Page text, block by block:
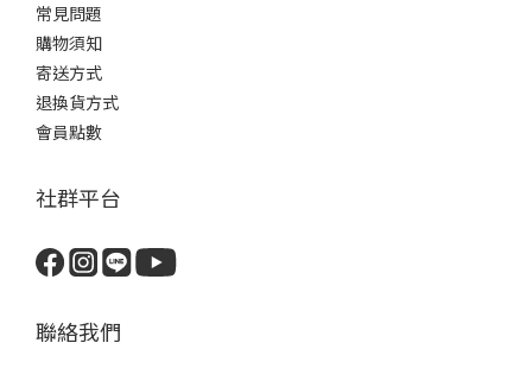
常見問題
購物須知
寄送方式
退換貨方式
會員點數
社群平台
聯絡我們